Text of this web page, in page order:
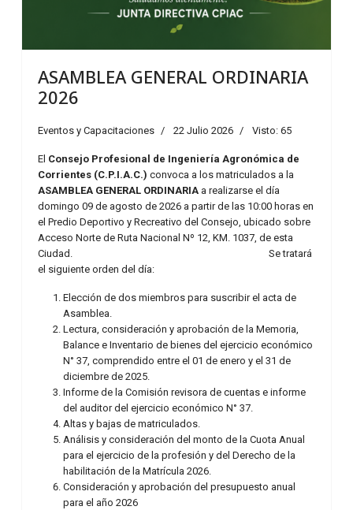
ASAMBLEA GENERAL ORDINARIA
2026
Eventos y Capacitaciones 22 Julio 2026 Visto: 65
El Consejo Profesional de Ingeniería Agronómica de
Corrientes (C.P.I.A.C.) convoca a los matriculados a la
ASAMBLEA GENERAL ORDINARIA a realizarse el día
domingo 09 de agosto de 2026 a partir de las 10:00 horas en
el Predio Deportivo y Recreativo del Consejo, ubicado sobre
Acceso Norte de Ruta Nacional Nº 12, KM. 1037, de esta
Ciudad. Se tratará
el siguiente orden del día:
Elección de dos miembros para suscribir el acta de
Asamblea.
Lectura, consideración y aprobación de la Memoria,
Balance e Inventario de bienes del ejercicio económico
N° 37, comprendido entre el 01 de enero y el 31 de
diciembre de 2025.
Informe de la Comisión revisora de cuentas e informe
del auditor del ejercicio económico N° 37.
Altas y bajas de matriculados.
Análisis y consideración del monto de la Cuota Anual
para el ejercicio de la profesión y del Derecho de la
habilitación de la Matrícula 2026.
Consideración y aprobación del presupuesto anual
para el año 2026